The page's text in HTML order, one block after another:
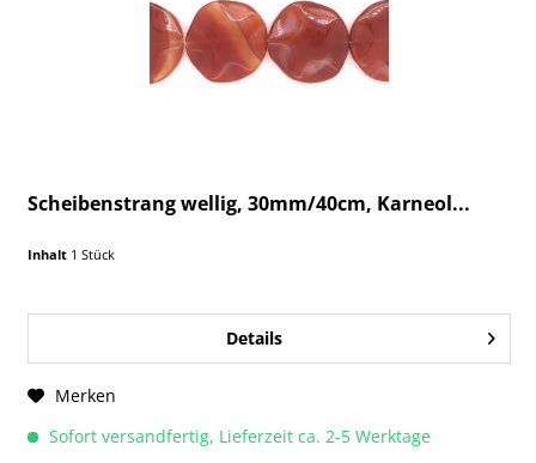
Scheibenstrang wellig, 30mm/40cm, Karneol...
Inhalt 1 Stück
Details
Merken
Sofort versandfertig, Lieferzeit ca. 2-5 Werktage